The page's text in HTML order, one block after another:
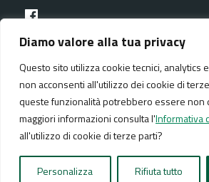
Diamo valore alla tua privacy
Questo sito utilizza cookie tecnici, analytics
non acconsenti all'utilizzo dei cookie di
queste funzionalità potrebbero essere non
maggiori informazioni consulta l'Informativa
all'utilizzo di cookie di terze parti?
Personalizza Rifiuta tutto
facebook
Media policy Mappa del sito
Realizzato da:NeMeA Sistemi Srl